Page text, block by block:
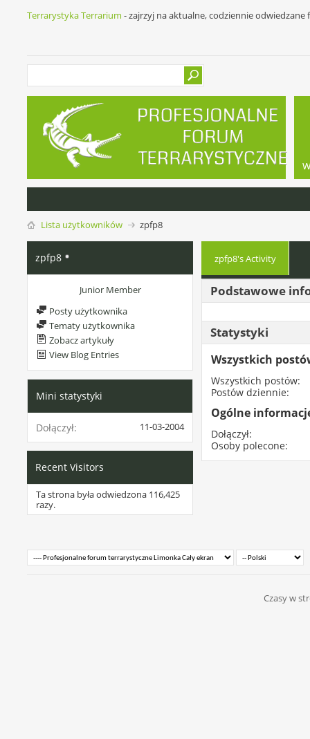
Terrarystyka Terrarium - zajrzyj na aktualne, codziennie
Lista użytkowników zpfp8
zpfp8
Junior Member
Posty użytkownika
Tematy użytkownika
Zobacz artykuły
View Blog Entries
Mini statystyki
Dołączył 11-03-2004
Recent Visitors
Ta strona była odwiedzona 116,425
razy.
zpfp8's Activity
Podstawowe
Statystyki
Wszystkich
Wszystkich postów
Postów dziennie
Ogólne
Dołączył
Osoby polecone
Czasy w